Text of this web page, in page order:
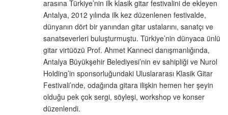
arasına Türkiye’nin ilk klasik gitar festivalini de ekleyen
Antalya, 2012 yılında ilk kez düzenlenen festivalde,
dünyanın dört bir yanından gitar ustalarını, sanatçı ve
sanatseverleri buluşturmuştu. Türkiye’nin dünyaca ünlü
gitar virtüözü Prof. Ahmet Kanneci danışmanlığında,
Antalya Büyükşehir Belediyesi’nin ev sahipliği ve Nurol
Holding’in sponsorluğundaki Uluslararası Klasik Gitar
Festivali’nde, odağında gitara ilişkin hemen her şeyin
olduğu pek çok sergi, söyleşi, workshop ve konser
düzenlendi.